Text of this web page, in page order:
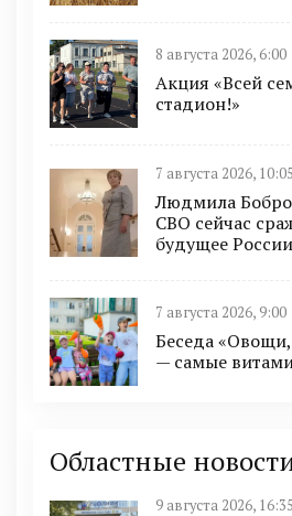
8 августа 2026, 6:00
Акция «Всей
стадион!»
7 августа 2026, 10:05
Людмила
СВО сейчас
будущее России
7 августа 2026, 9:00
Беседа
— самые
Областные
9 августа 2026, 16:35